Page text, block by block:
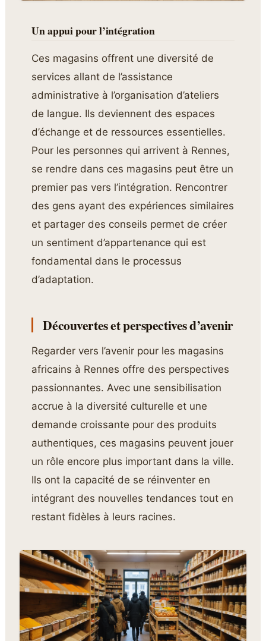
Un appui pour l’intégration
Ces magasins offrent une diversité de
services allant de l’assistance
administrative à l’organisation d’ateliers
de langue. Ils deviennent des espaces
d’échange et de ressources essentielles.
Pour les personnes qui arrivent à Rennes,
se rendre dans ces magasins peut être un
premier pas vers l’intégration. Rencontrer
des gens ayant des expériences similaires
et partager des conseils permet de créer
un sentiment d’appartenance qui est
fondamental dans le processus
d’adaptation.
Découvertes et perspectives d’avenir
Regarder vers l’avenir pour les magasins
africains à Rennes offre des perspectives
passionnantes. Avec une sensibilisation
accrue à la diversité culturelle et une
demande croissante pour des produits
authentiques, ces magasins peuvent jouer
un rôle encore plus important dans la ville.
Ils ont la capacité de se réinventer en
intégrant des nouvelles tendances tout en
restant fidèles à leurs racines.